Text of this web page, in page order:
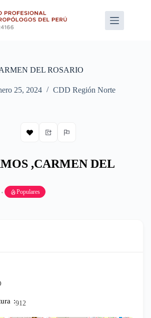
DEL ROSARIO
25, 2024 CDD Región Norte
,CARMEN DEL
Populares
912